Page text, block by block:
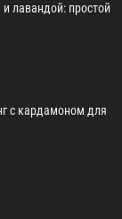
лавандой: простой
с кардамоном для